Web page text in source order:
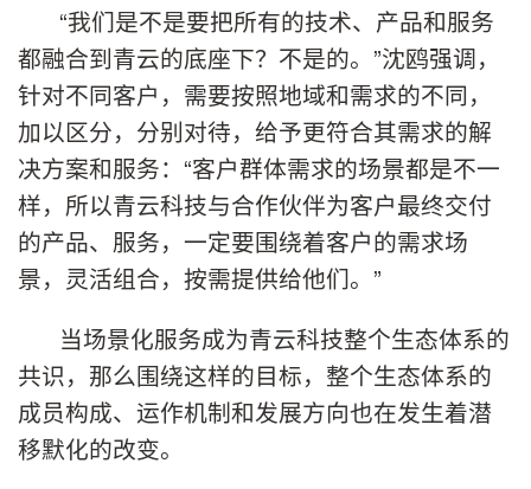
“我们是不是要把所有的技术、产品和服务
都融合到青云的底座下？不是的。”沈鸥强调，
针对不同客户，需要按照地域和需求的不同，
加以区分，分别对待，给予更符合其需求的解
决方案和服务：“客户群体需求的场景都是不一
样，所以青云科技与合作伙伴为客户最终交付
的产品、服务，一定要围绕着客户的需求场
景，灵活组合，按需提供给他们。”
当场景化服务成为青云科技整个生态体系的
共识，那么围绕这样的目标，整个生态体系的
成员构成、运作机制和发展方向也在发生着潜
移默化的改变。